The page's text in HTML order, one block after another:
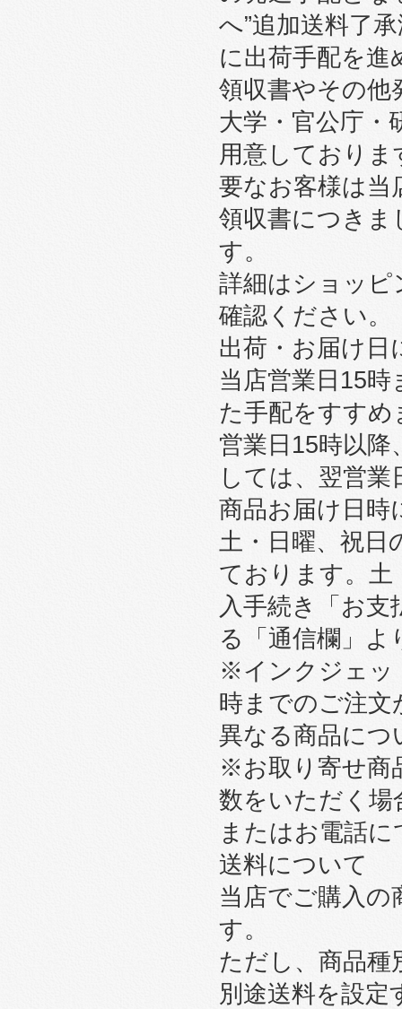
へ”追加送料了
に出荷手配を進
領収書やその他
大学・官公庁・
用意しておりま
要なお客様は当
領収書につきま
す。
詳細はショッ
確認ください。
出荷・お届け日
当店営業日15
た手配をすすめ
営業日15時以
しては、翌営
商品お届け日時
土・日曜、祝日
ております。土
入手続き「お
る「通信欄」
※インクジェッ
時までのご注文
異なる商品につ
※お取り寄せ商
数をいただく場
またはお電話
送料について
当店でご購入の
す。
ただし、商品種
別途送料を設定